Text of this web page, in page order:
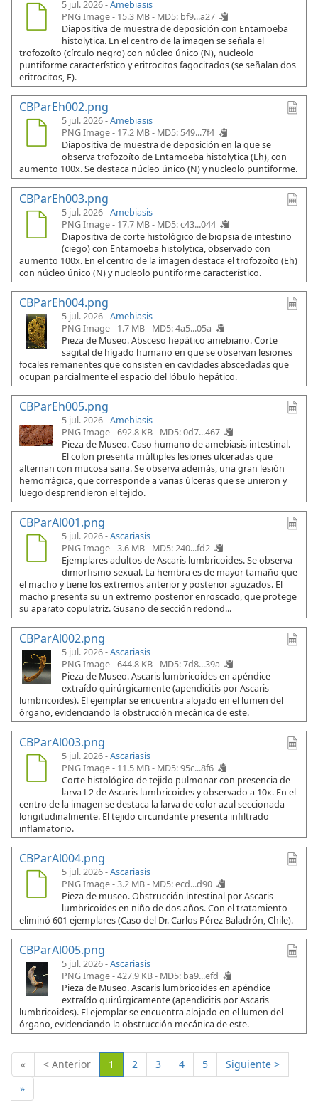
5 jul. 2026 -Amebiasis
PNG Image - 15.3 MB - MD5: bf9...a27
Diapositiva de muestra de deposición con Entamoeba
histolytica. En el centro de la imagen se señala el
trofozoíto (círculo negro) con núcleo único (N), nucleolo
puntiforme característico y eritrocitos fagocitados (se señalan dos
eritrocitos, E).
CBParEh002.png
5 jul. 2026 -Amebiasis
PNG Image - 17.2 MB - MD5: 549...7f4
Diapositiva de muestra de deposición en la que se
observa trofozoíto de Entamoeba histolytica (Eh), con
aumento 100x. Se destaca núcleo único (N) y nucleolo puntiforme.
CBParEh003.png
5 jul. 2026 -Amebiasis
PNG Image - 17.7 MB - MD5: c43...044
Diapositiva de corte histológico de biopsia de intestino
(ciego) con Entamoeba histolytica, observado con
aumento 100x. En el centro de la imagen destaca el trofozoíto (Eh)
con núcleo único (N) y nucleolo puntiforme característico.
CBParEh004.png
5 jul. 2026 -Amebiasis
PNG Image - 1.7 MB - MD5: 4a5...05a
Pieza de Museo. Absceso hepático amebiano. Corte
sagital de hígado humano en que se observan lesiones
focales remanentes que consisten en cavidades abscedadas que
ocupan parcialmente el espacio del lóbulo hepático.
CBParEh005.png
5 jul. 2026 -Amebiasis
PNG Image - 692.8 KB - MD5: 0d7...467
Pieza de Museo. Caso humano de amebiasis intestinal.
El colon presenta múltiples lesiones ulceradas que
alternan con mucosa sana. Se observa además, una gran lesión
hemorrágica, que corresponde a varias úlceras que se unieron y
luego desprendieron el tejido.
CBParAl001.png
5 jul. 2026 -Ascariasis
PNG Image - 3.6 MB - MD5: 240...fd2
Ejemplares adultos de Ascaris lumbricoides. Se observa
dimorfismo sexual. La hembra es de mayor tamaño que
el macho y tiene los extremos anterior y posterior aguzados. El
macho presenta su un extremo posterior enroscado, que protege
su aparato copulatriz. Gusano de sección redond...
CBParAl002.png
5 jul. 2026 -Ascariasis
PNG Image - 644.8 KB - MD5: 7d8...39a
Pieza de Museo. Ascaris lumbricoides en apéndice
extraído quirúrgicamente (apendicitis por Ascaris
lumbricoides). El ejemplar se encuentra alojado en el lumen del
órgano, evidenciando la obstrucción mecánica de este.
CBParAl003.png
5 jul. 2026 -Ascariasis
PNG Image - 11.5 MB - MD5: 95c...8f6
Corte histológico de tejido pulmonar con presencia de
larva L2 de Ascaris lumbricoides y observado a 10x. En el
centro de la imagen se destaca la larva de color azul seccionada
longitudinalmente. El tejido circundante presenta infiltrado
inflamatorio.
CBParAl004.png
5 jul. 2026 -Ascariasis
PNG Image - 3.2 MB - MD5: ecd...d90
Pieza de museo. Obstrucción intestinal por Ascaris
lumbricoides en niño de dos años. Con el tratamiento
eliminó 601 ejemplares (Caso del Dr. Carlos Pérez Baladrón, Chile).
CBParAl005.png
5 jul. 2026 -Ascariasis
PNG Image - 427.9 KB - MD5: ba9...efd
Pieza de Museo. Ascaris lumbricoides en apéndice
extraído quirúrgicamente (apendicitis por Ascaris
lumbricoides). El ejemplar se encuentra alojado en el lumen del
órgano, evidenciando la obstrucción mecánica de este.
« < Anterior 1 (Actual)
2 3 4 5
Siguiente >
»